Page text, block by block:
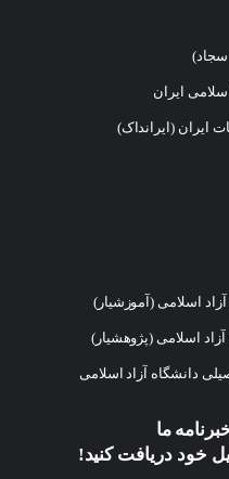
سجاد)
ایران
ایران (ایرانداک)
اسلامی (آموزشیار)
اسلامی (پژوهشیار)
دانشگاه آزاد اسلامی
ما
خود دریافت کنید!